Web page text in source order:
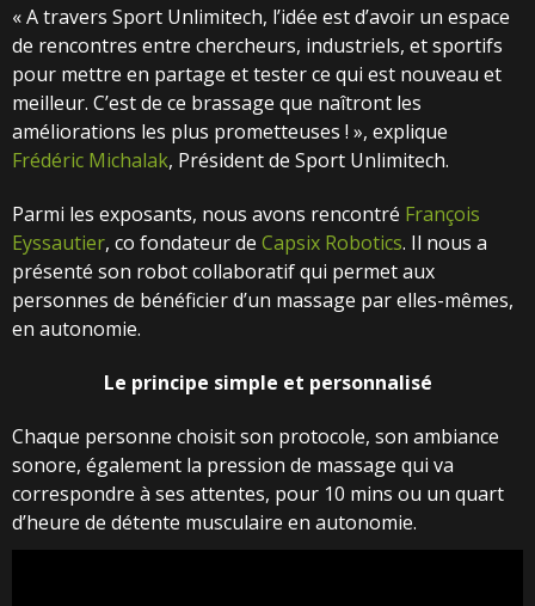
«A travers Sport Unlimitech, l’idée est d’avoir un espace
de rencontres entre chercheurs, industriels, et sportifs
pour mettre en partage et tester ce qui est nouveau et
meilleur. C’est de ce brassage que naîtront les
améliorations les plus prometteuses ! », explique
Frédéric Michalak, Président de Sport Unlimitech.
Parmi les exposants, nous avons rencontré François
Eyssautier, co fondateur de Capsix Robotics. Il nous a
présenté son robot collaboratif qui permet aux
personnes de bénéficier d’un massage par elles-mêmes,
en autonomie.
Le principe simple et personnalisé
Chaque personne choisit son protocole, son ambiance
sonore, également la pression de massage qui va
correspondre à ses attentes, pour 10 mins ou un quart
d’heure de détente musculaire en autonomie.